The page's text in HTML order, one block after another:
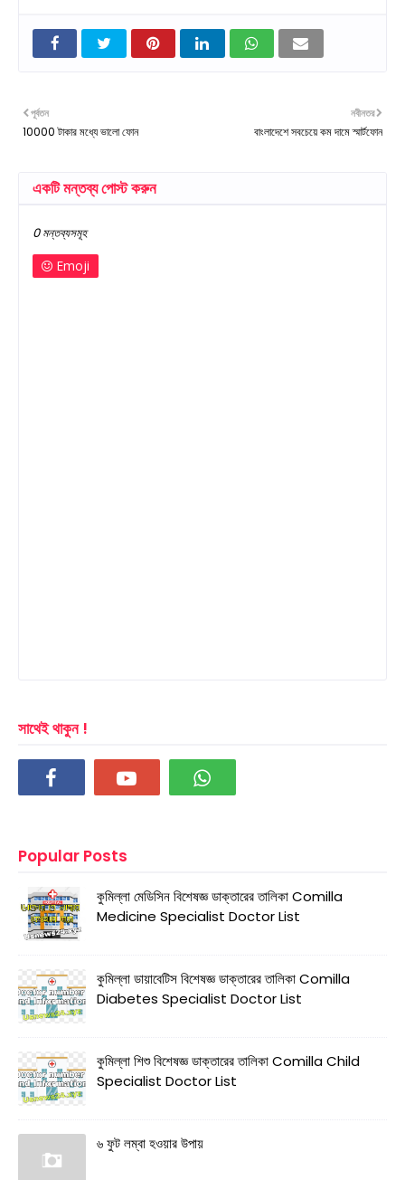
নবীনতর
বাংলাদেশে সবচেয়ে কম দামে স্মার্টফোন
পূর্বতন
10000 টাকার মধ্যে ভালো ফোন
একটি মন্তব্য পোস্ট করুন
0 মন্তব্যসমূহ
Emoji
সাথেই থাকুন !
Popular Posts
কুমিল্লা মেডিসিন বিশেষজ্ঞ ডাক্তারের তালিকা Comilla
Medicine Specialist Doctor List
কুমিল্লা ডায়াবেটিস বিশেষজ্ঞ ডাক্তারের তালিকা Comilla
Diabetes Specialist Doctor List
কুমিল্লা শিশু বিশেষজ্ঞ ডাক্তারের তালিকা Comilla Child
Specialist Doctor List
৬ ফুট লম্বা হওয়ার উপায়